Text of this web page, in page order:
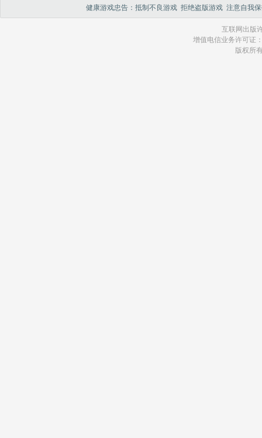
健康游戏忠告：抵制不良游戏 拒绝盗版游戏 注意自我
互联网出版
增值电信业务许可证
版权所